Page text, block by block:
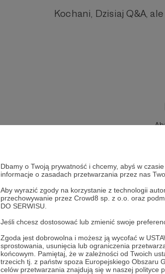
Dbamy o Twoją prywatność i chcemy, abyś w
informacje o zasadach przetwarzania przez nas
Aby wyrazić zgody na korzystanie z technologii
przechowywanie przez Crowd8 sp. z o.o. oraz
DO SERWISU.
Jeśli chcesz dostosować lub zmienić swoje
Zgoda jest dobrowolna i możesz ją wycofać w
sprostowania, usunięcia lub ograniczenia
końcowym. Pamiętaj, że w zależności od Twoich
trzecich tj. z państw spoza Europejskiego Obszaru
celów przetwarzania znajdują się w naszej polityce
Kochani, Dzisiaj Q&A,
Karolina